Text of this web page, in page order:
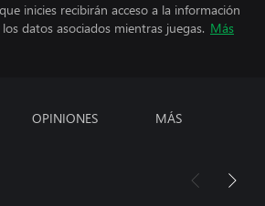
inicies recibirán acceso a la información
datos asociados mientras juegas. Más
OPINIONES MÁS